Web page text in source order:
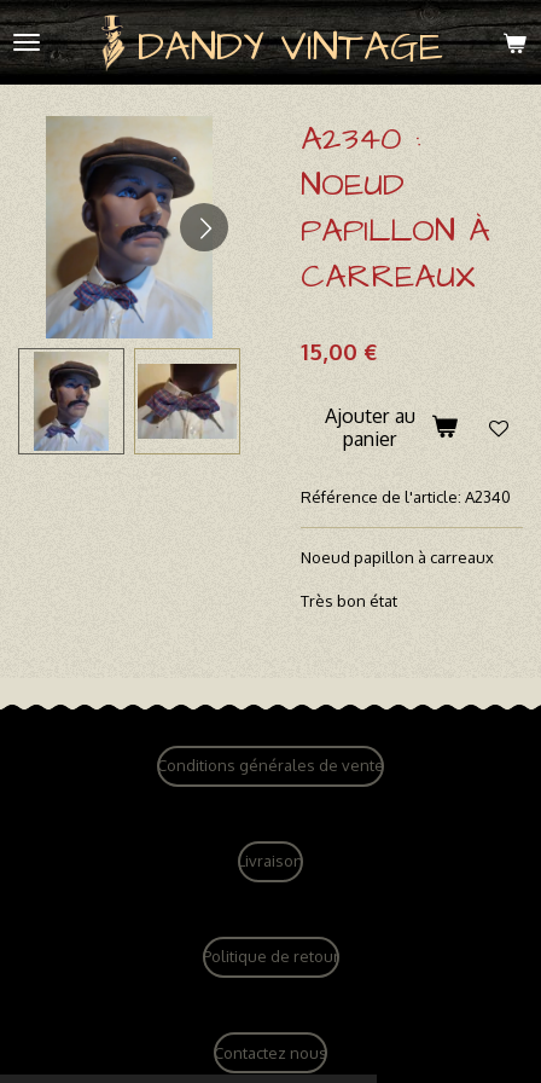
Passer
au
contenu
DANDY VINTAGE
A2340 :
NOEUD
PAPILLON À
CARREAUX
15,00 €
Ajouter au
panier
Référence de l'article: A2340
Noeud papillon à carreaux
Très bon état
Conditions générales de vente
Livraison
Politique de retour
Contactez nous